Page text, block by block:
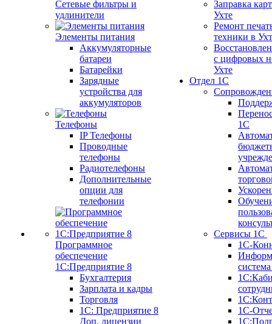
Сетевые фильтры и
удлинители
Элементы питания
Аккумуляторные
батареи
Батарейки
Зарядные
устройства для
аккумуляторов
Телефоны
IP Телефоны
Проводные
телефоны
Радиотелефоны
Дополнительные
опции для
телефонии
Программное
обеспечение
1С:Предприятие 8
Бухгалтерия
Зарплата и кадры
Торговля
1C: Предприятие 8
Доп. лицензии
Заправка
Ухте
Ремонт
техники в
с цифровых
Ухте
Отдел 1С
1С
Сервисы 1С
1С-
1С-